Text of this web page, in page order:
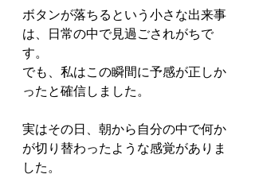
ボタンが落ちるという小さな出来事
は、日常の中で見過ごされがちで
す。
でも、私はこの瞬間に予感が正しか
ったと確信しました。
実はその日、朝から自分の中で何か
が切り替わったような感覚がありま
した。